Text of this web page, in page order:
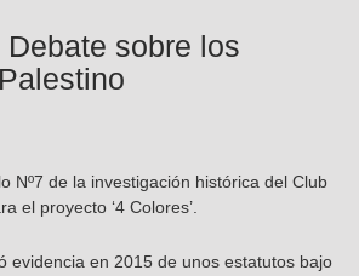
sobre los
Nº7 de la investigación histórica del Club
el proyecto ‘4 Colores’.
evidencia en 2015 de unos estatutos bajo